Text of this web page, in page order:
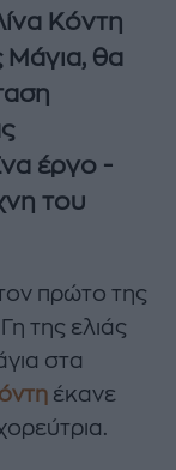
Κόντη
Μάγια, θα
έργο -
του
πρώτο της
της ελιάς
στα
έκανε